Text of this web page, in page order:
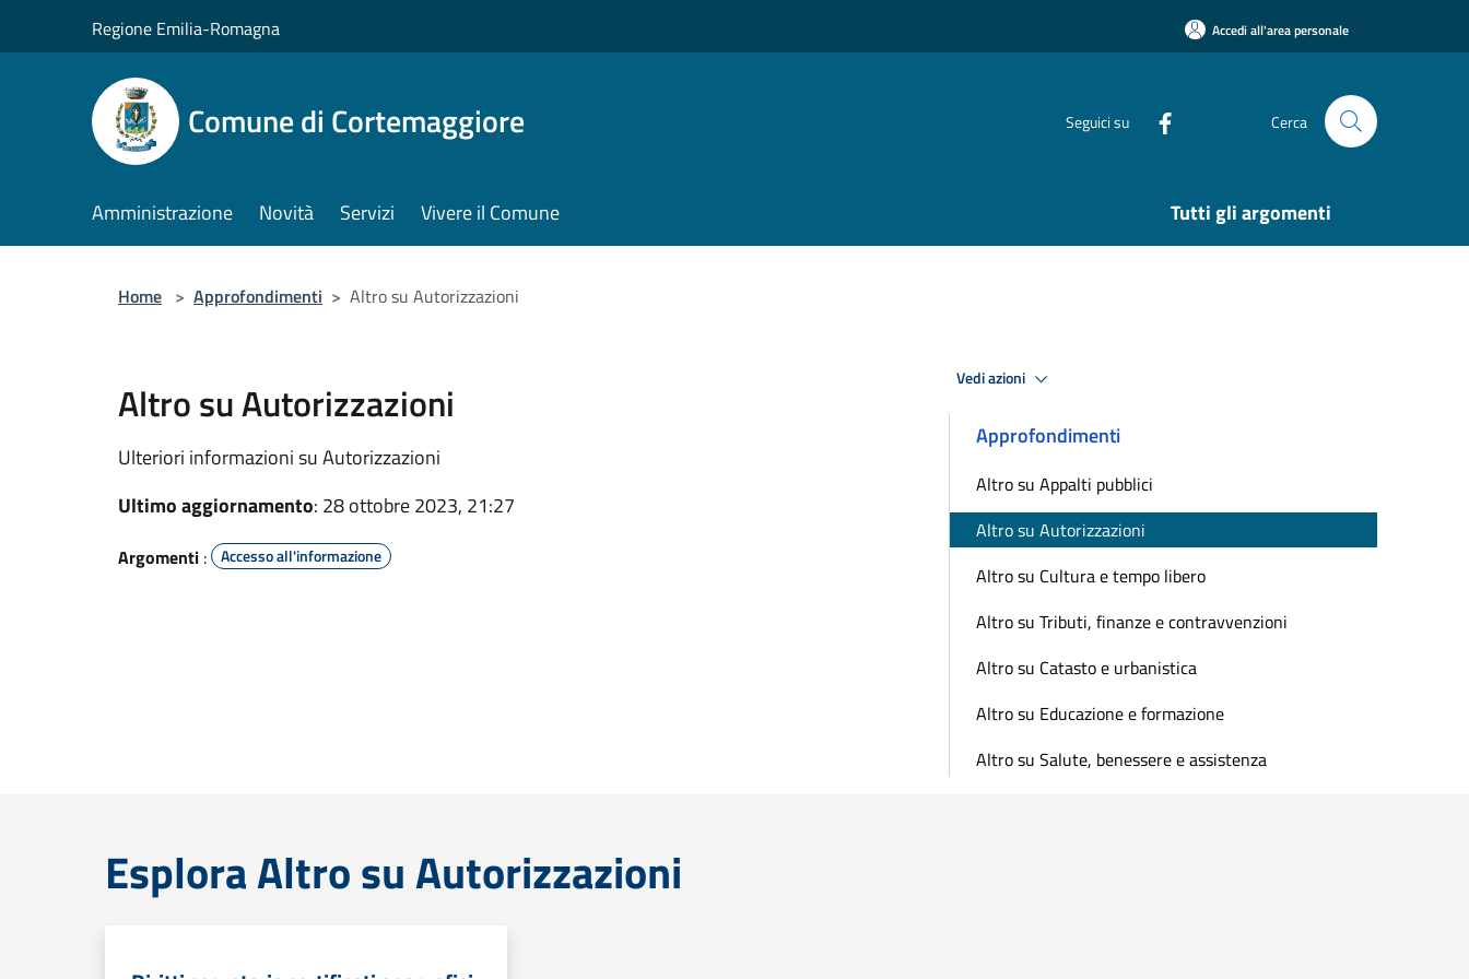
Regione Emilia-Romagna Accedi all'area personale
Comune di Cortemaggiore Seguici su Cerca
Amministrazione Novità Servizi Vivere il Comune Tutti gli argomenti
Home > Approfondimenti > Altro su Autorizzazioni
Altro su Autorizzazioni
Ulteriori informazioni su Autorizzazioni
Ultimo aggiornamento: 28 ottobre 2023, 21:27
Argomenti : Accesso all'informazione
Vedi azioni
Approfondimenti
Altro su Appalti pubblici
Altro su Autorizzazioni
Altro su Cultura e tempo libero
Altro su Tributi, finanze e contravvenzioni
Altro su Catasto e urbanistica
Altro su Educazione e formazione
Altro su Salute, benessere e assistenza
Esplora Altro su Autorizzazioni